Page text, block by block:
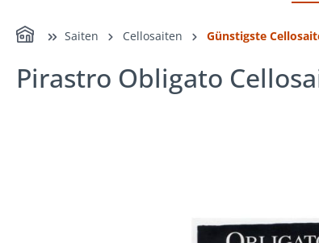
Home Saiten Cellosaiten Günstigste
Pirastro Obligato